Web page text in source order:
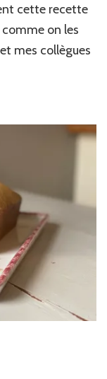
cette recette
on les
mes collègues